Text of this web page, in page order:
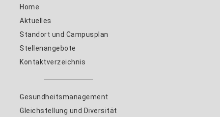
Home
Aktuelles
Standort und Campusplan
Stellenangebote
Kontaktverzeichnis
Gesundheitsmanagement
Gleichstellung und Diversität